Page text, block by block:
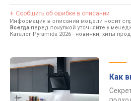
Сообщить об ошибке в описании
Информация в описании модели носит
Всегда перед покупкой уточняйте у
Каталог Pyramida 2026 - новинки, хиты
Как